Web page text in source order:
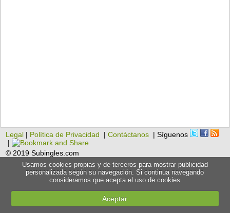
Legal | Política de Privacidad |Contáctanos | Síguenos
|
© 2019 Subingles.com
Usamos cookies propias y de terceros para mostrar publicidad
personalizada según su navegación. Si continua navegando
consideramos que acepta el uso de cookies
Aceptar